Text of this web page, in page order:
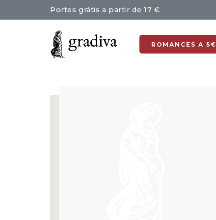
Portes grátis a partir de 17 €
ROMANCES A 5€